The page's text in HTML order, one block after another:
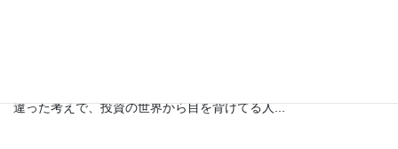
違った考えで、投資の世界から目を背けてる人...